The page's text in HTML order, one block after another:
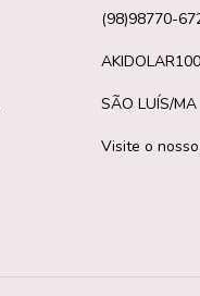
(98)98770-
SÃO LUÍS/MA
Visite o